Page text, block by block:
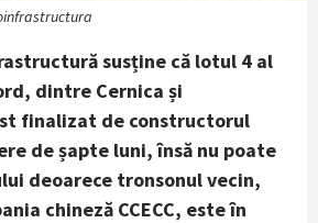
susține că lotul 4 al
dintre Cernica și
finalizat de constructorul
de șapte luni, însă nu poate
deoarece tronsonul vecin,
chineză CCECC, este în